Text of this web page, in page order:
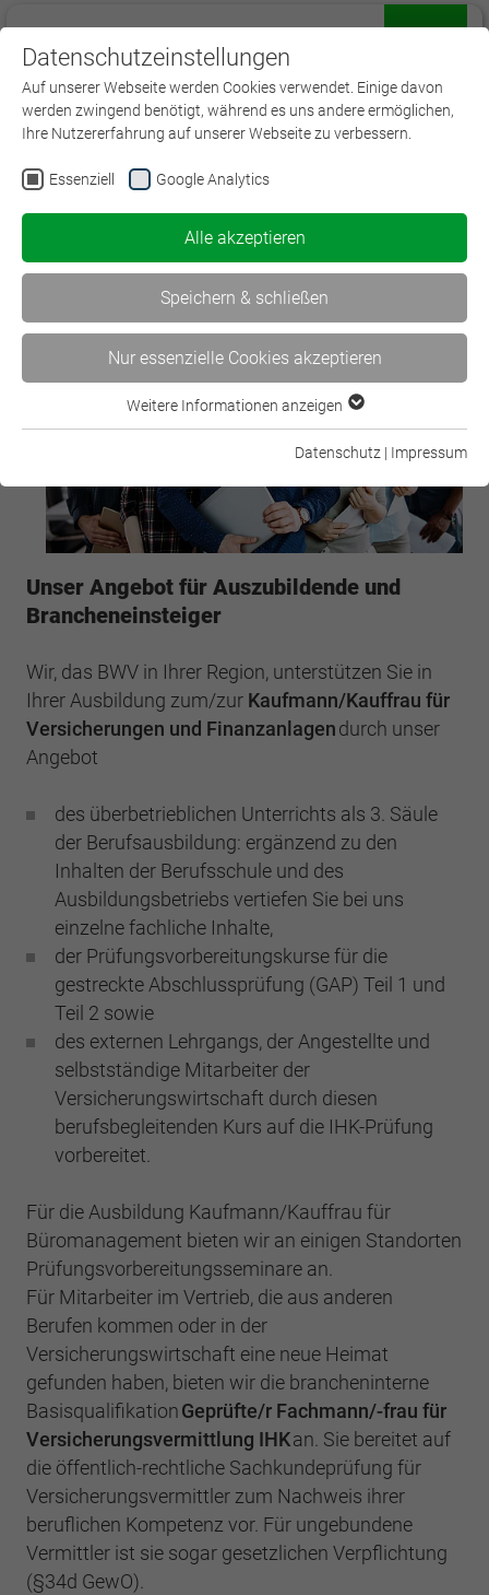
Einstiegsqualifikationen in die
Versicherung
Unser Angebot für Auszubildende und
Brancheneinsteiger
Wir, das BWV in Ihrer Region, unterstützen Sie in
Ihrer Ausbildung zum/zur Kaufmann/Kauffrau für
Versicherungen und Finanzanlagendurch unser
Angebot
des überbetrieblichen Unterrichts als 3. Säule
der Berufsausbildung: ergänzend zu den
Inhalten der Berufsschule und des
Ausbildungsbetriebs vertiefen Sie bei uns
einzelne fachliche Inhalte,
der Prüfungsvorbereitungskurse für die
gestreckte Abschlussprüfung (GAP) Teil 1 und
Teil 2 sowie
des externen Lehrgangs, der Angestellte und
selbstständige Mitarbeiter der
Versicherungswirtschaft durch diesen
berufsbegleitenden Kurs auf die IHK-Prüfung
vorbereitet.
Für die Ausbildung Kaufmann/Kauffrau für
Büromanagement bieten wir an einigen Standorten
Prüfungsvorbereitungsseminare an.
Für Mitarbeiter im Vertrieb, die aus anderen
Berufen kommen oder in der
Versicherungswirtschaft eine neue Heimat
gefunden haben, bieten wir die brancheninterne
BasisqualifikationGeprüfte/r Fachmann/-frau für
Versicherungsvermittlung IHKan. Sie bereitet auf
die öffentlich-rechtliche Sachkundeprüfung für
Versicherungsvermittler zum Nachweis ihrer
beruflichen Kompetenz vor. Für ungebundene
Vermittler ist sie sogar gesetzlichen Verpflichtung
(§34d GewO).
Datenschutzeinstellungen
Auf unserer Webseite werden Cookies verwendet. Einige davon
werden zwingend benötigt, während es uns andere ermöglichen,
Ihre Nutzererfahrung auf unserer Webseite zu verbessern.
Essenziell Google Analytics
Alle akzeptieren
Speichern & schließen
Nur essenzielle Cookies akzeptieren
Essenzielle Cookies werden für grundlegende Funktionen der
Webseite einwandfrei funktioniert.
Name cookie_optin
Anbieter BWV München
Zweck
Dieses Cookie wird verwendet, um Ihre
Cookie-Einstellungen für diese Website zu
speichern.
Name SgCookieOptin.lastPreferences
Anbieter BWV München
Laufzeit 1 Jahr
Zweck
Dieser Wert speichert Ihre Consent-
Einstellungen. Unter anderem eine zufällig
generierte ID, für die historische
Speicherung Ihrer vorgenommen
Einstellungen, falls der Webseiten-Betreiber
dies eingestellt hat.
Name
Anbieter BWV München
Laufzeit Sitzungsende
Speicherung der Benutzer-ID bei
Anmeldung über den Webseiten-Login .
Cookie-Informationen anzeigen
Google Analytics
Anbieter Google Analytics
Laufzeit
Zweck
wird, um statistische Daten dazu, wie der
Besucher die Website nutzt, zu generieren.
Name _ga_#
Anbieter Google Analytics
Laufzeit 2 Jahre
Zweck
Sammelt Daten dazu, wie oft ein Benutzer
eine Website besucht hat, sowie Daten für
den ersten und letzten Besuch. Von Google
Analytics verwendet.
Name _gid
Anbieter Google Analytics
Zweck
Registriert eine eindeutige ID, die verwendet
wird, um statistische Daten dazu, wie der
Besucher die Website nutzt, zu generieren.
Weitere Informationen anzeigen
Datenschutz | Impressum